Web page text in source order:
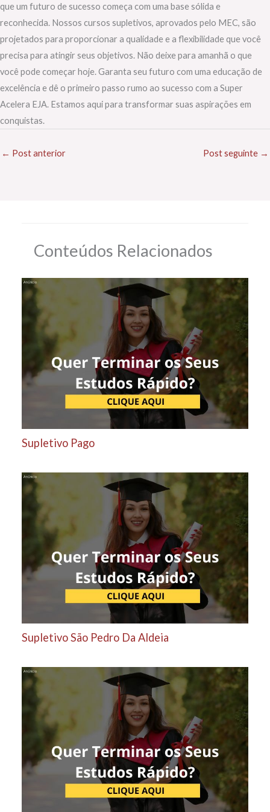
que um futuro de sucesso começa com uma base sólida e
reconhecida. Nossos cursos supletivos, aprovados pelo MEC, são
projetados para proporcionar a qualidade e a flexibilidade que você
precisa para atingir seus objetivos. Não deixe para amanhã o que
você pode começar hoje. Garanta seu futuro com uma educação de
excelência e dê o primeiro passo rumo ao sucesso com a Super
Acelera EJA. Estamos aqui para transformar suas aspirações em
conquistas.
← Post anterior Post seguinte →
Conteúdos Relacionados
Supletivo Pago
Supletivo São Pedro Da Aldeia